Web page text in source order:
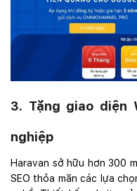
3. Tặng giao diện
nghiệp
Haravan sở hữu hơn 300
SEO thỏa mãn các lựa